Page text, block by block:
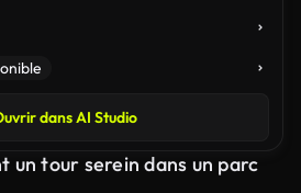
dans AI Studio
un tour serein dans un parc